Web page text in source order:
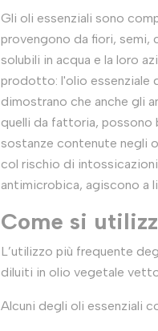
Gli oli essenziali sono
provengono da fiori, semi,
solubili in acqua e la loro
prodotto: l'olio essenziale
dimostrano che anche gli
quelli da fattoria, possono
sostanze contenute negli
col rischio di
antimicrobica, agiscono a
Come si
L’utilizzo più frequente
diluiti in olio vegetale
Alcuni degli oli essenziali